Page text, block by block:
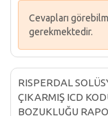
Cevapları
gerekmektedir.
RISPERDAL
ÇIKARMIŞ ICD
BOZUKLUĞU